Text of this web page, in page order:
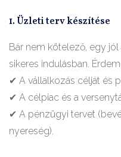
1. Üzleti terv készítése
Bár nem kötelező, egy
sikeres indulásban.
✔ A vállalkozás célját és
✔ A célpiac és a
✔ A pénzügyi tervet
nyereség).